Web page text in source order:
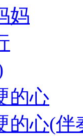
妈
的心
的心(伴